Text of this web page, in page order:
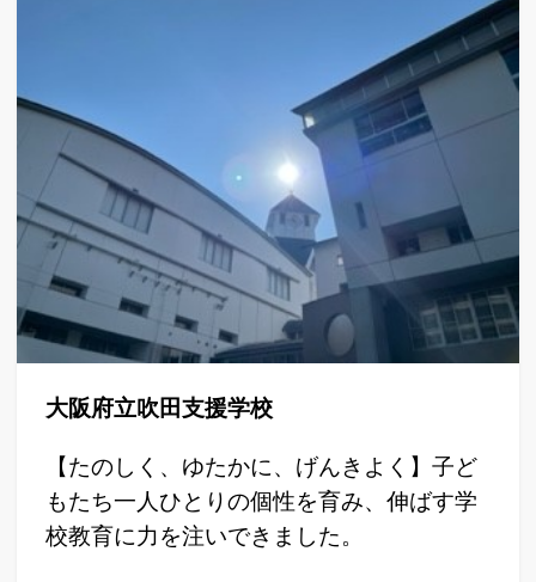
大阪府立吹田支援学校
【たのしく、ゆたかに、げんきよく】子ど
もたち一人ひとりの個性を育み、伸ばす学
校教育に力を注いできました。